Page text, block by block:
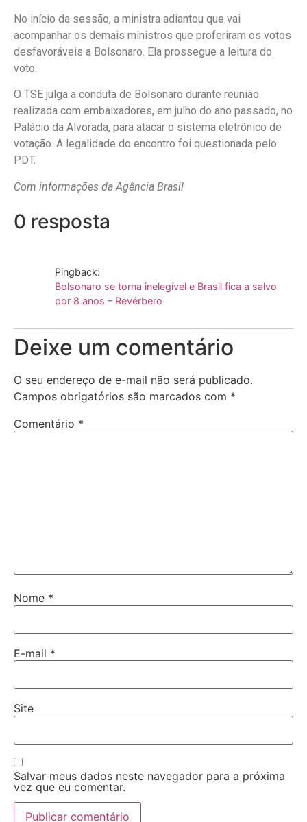
No início da sessão, a ministra adiantou que vai
acompanhar os demais ministros que proferiram os votos
desfavoráveis a Bolsonaro. Ela prossegue a leitura do
voto.
O TSE julga a conduta de Bolsonaro durante reunião
realizada com embaixadores, em julho do ano passado, no
Palácio da Alvorada, para atacar o sistema eletrônico de
votação. A legalidade do encontro foi questionada pelo
PDT.
Com informações da Agência Brasil
0 resposta
Pingback:
Bolsonaro se torna inelegível e Brasil fica a salvo
por 8 anos – Revérbero
Deixe um comentário
O seu endereço de e-mail não será publicado.
Campos obrigatórios são marcados com *
Comentário *
Nome *
E-mail *
Site
Salvar meus dados neste navegador para a próxima
vez que eu comentar.